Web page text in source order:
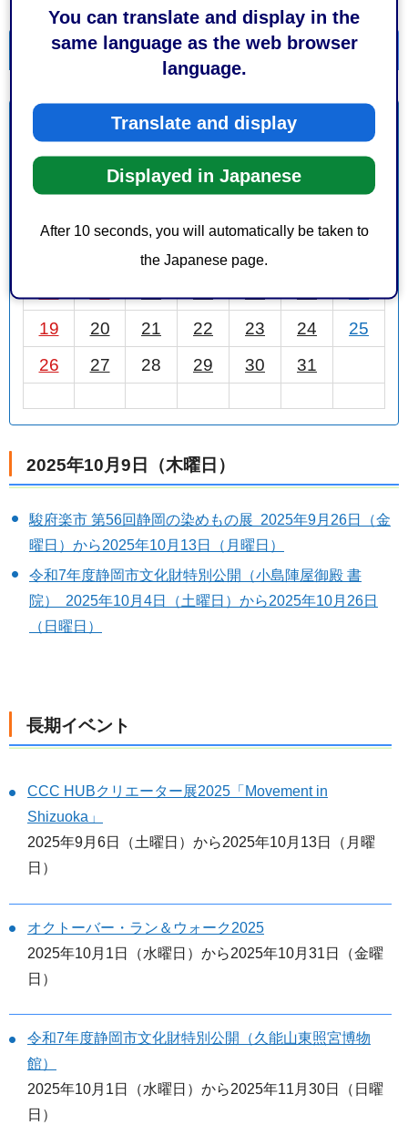
You can translate and display in the
same language as the web browser
language.
Translate and display
Displayed in Japanese
After 10 seconds, you will automatically be taken to
the Japanese page.
一覧を表示 カレンダーを表示
前月 2025年10月
月 火 水 木 金
7 8 9
19
20 21 22 23 24
25
26
27 28 29 30 31
2025年10月9日（木曜日）
駿府楽市 第56回静岡の染めもの展 2025年9月26日（金
曜日）から2025年10月13日（月曜日）
令和7年度静岡市文化財特別公開（小島陣屋御殿 書
院） 2025年10月4日（土曜日）から2025年10月26日
（日曜日）
長期イベント
CCC HUBクリエーター展2025「Movement in
Shizuoka」
2025年9月6日（土曜日）から2025年10月13日（月曜
日）
オクトーバー・ラン＆ウォーク2025
2025年10月1日（水曜日）から2025年10月31日（金曜
日）
令和7年度静岡市文化財特別公開（久能山東照宮博物
館）
2025年10月1日（水曜日）から2025年11月30日（日曜
日）